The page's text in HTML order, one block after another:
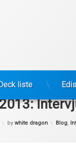
Deck liste
by white dragon Blog,